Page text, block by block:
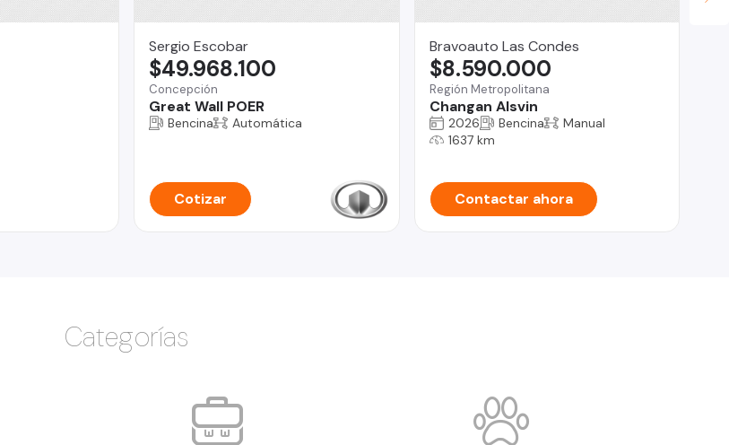
Sergio Escobar
Concepción
Great Wall POER
$49.968.100
Bencina Automática
Cotizar
Bravoauto Las Condes
Región Metropolitana
Changan Alsvin
$8.590.000
2026 Bencina
Manual
1637 km
Contactar ahora
Categorías